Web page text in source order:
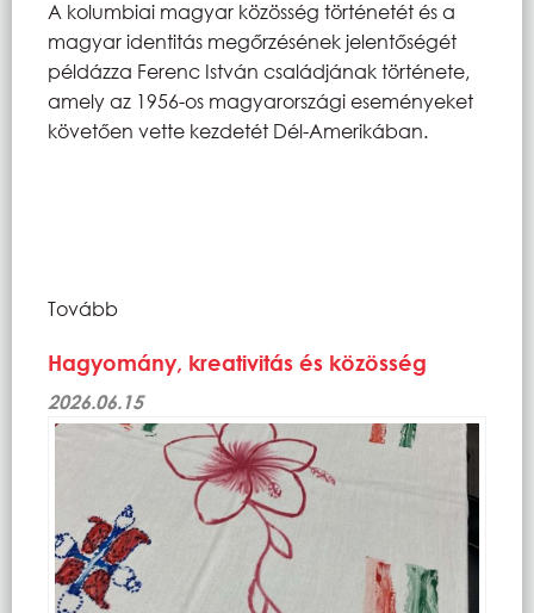
A kolumbiai magyar közösség történetét és a
magyar identitás megőrzésének jelentőségét
példázza Ferenc István családjának története,
amely az 1956-os magyarországi eseményeket
követően vette kezdetét Dél-Amerikában.
Tovább
Hagyomány, kreativitás és közösség
2026.06.15